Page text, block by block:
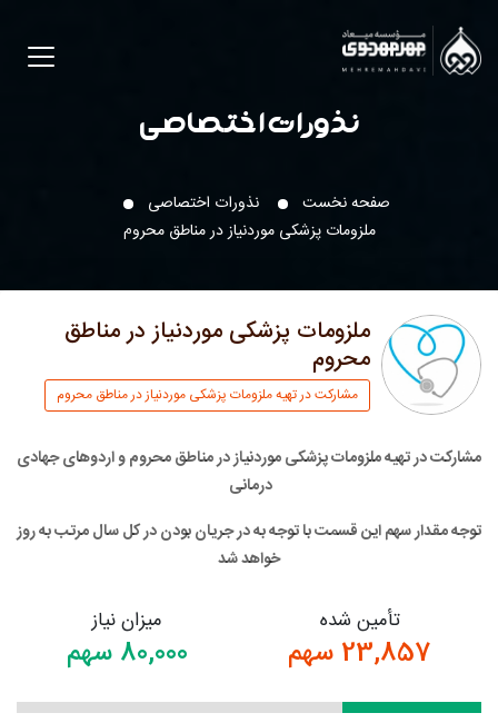
نذورات اختصاصی
صفحه نخست
نذورات اختصاصی
ملزومات پزشکی موردنیاز در مناطق محروم
ملزومات پزشکی موردنیاز در مناطق
محروم
مشارکت در تهیه ملزومات پزشکی موردنیاز در مناطق محروم
مشارکت در تهیه ملزومات پزشکی موردنیاز در مناطق محروم و اردوهای جهادی
درمانی
توجه مقدار سهم این قسمت با توجه به در جریان بودن در کل سال مرتب به روز
خواهد شد
تأمین شده
23,857 سهم
میزان نیاز
80,000 سهم